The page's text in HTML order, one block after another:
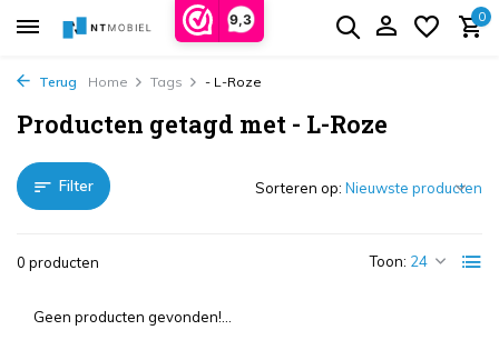
9,3 0
Terug Home Tags - L-Roze
Producten getagd met - L-Roze
Filter
0 producten Toon:
Sorteren op:
Geen producten gevonden!...